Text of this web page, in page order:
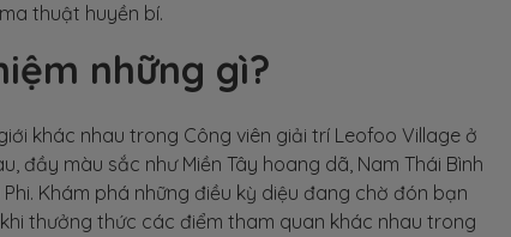
thuật huyền bí.
những gì?
khác nhau trong Công viên giải trí Leofoo Village ở
đầy màu sắc như Miền Tây hoang dã, Nam Thái Bình
Khám phá những điều kỳ diệu đang chờ đón bạn
thưởng thức các điểm tham quan khác nhau trong